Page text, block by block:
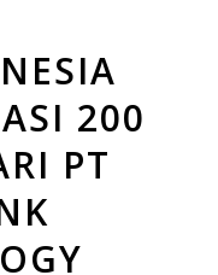
200
PT